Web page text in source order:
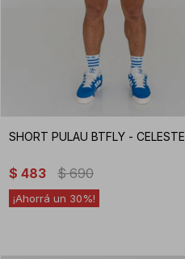
SHORT PULAU BTFLY - CELESTE
$ 483 $ 690
30